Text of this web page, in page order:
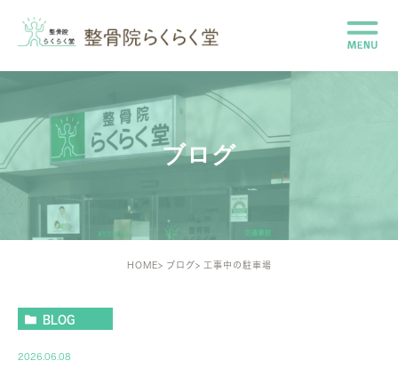
ブログ
HOME ブログ 工事中の駐車場
BLOG
2026.06.08